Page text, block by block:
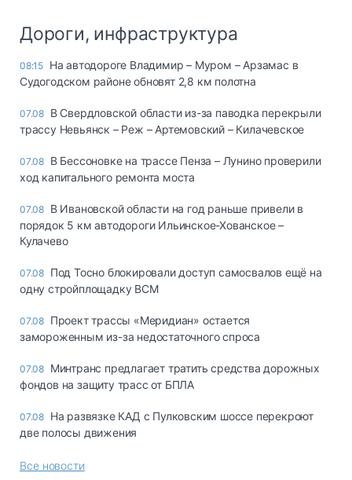
Дороги, инфраструктура
08:15 На автодороге Владимир – Муром – Арзамас в
Судогодском районе обновят 2,8 км полотна
07.08 В Свердловской области из-за паводка перекрыли
трассу Невьянск – Реж – Артемовский – Килачевское
07.08 В Бессоновке на трассе Пенза – Лунино проверили
ход капитального ремонта моста
07.08 В Ивановской области на год раньше привели в
порядок 5 км автодороги Ильинское-Хованское –
Кулачево
07.08 Под Тосно блокировали доступ самосвалов ещё на
одну стройплощадку ВСМ
07.08 Проект трассы «Меридиан» остается
замороженным из-за недостаточного спроса
07.08 Минтранс предлагает тратить средства дорожных
фондов на защиту трасс от БПЛА
07.08 На развязке КАД с Пулковским шоссе перекроют
две полосы движения
Все новости